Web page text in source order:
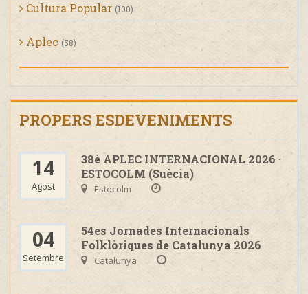
Cultura Popular (100)
Aplec (58)
PROPERS ESDEVENIMENTS
14
Agost
38è APLEC INTERNACIONAL 2026 ·
ESTOCOLM (Suècia)
Estocolm
04
Setembre
54es Jornades Internacionals
Folklòriques de Catalunya 2026
Catalunya